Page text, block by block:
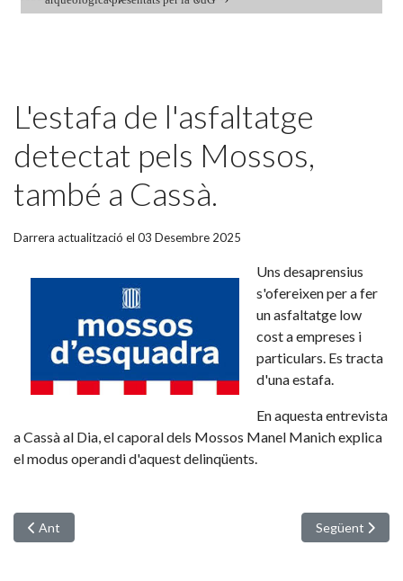
L'estafa de l'asfaltatge
detectat pels Mossos,
també a Cassà.
Darrera actualització el 03 Desembre 2025
Uns desaprensius
s'ofereixen per a fer
un asfaltatge low
cost a empreses i
particulars. Es tracta
d'una estafa.
En aquesta entrevista
a Cassà al Dia, el caporal dels Mossos Manel Manich explica
el modus operandi d'aquest delinqüents.
Article anterior: Centenari Xavier Carbó: Es presenta l'edició
Ant Article
Següent